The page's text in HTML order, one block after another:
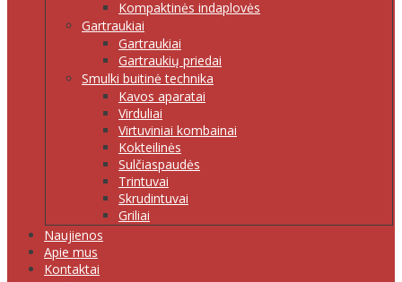
Kompaktinės indaplovės
Gartraukiai
Gartraukiai
Gartraukių priedai
Smulki buitinė technika
Kavos aparatai
Virduliai
Virtuviniai kombainai
Kokteilinės
Sulčiaspaudės
Trintuvai
Skrudintuvai
Griliai
Naujienos
Apie mus
Kontaktai